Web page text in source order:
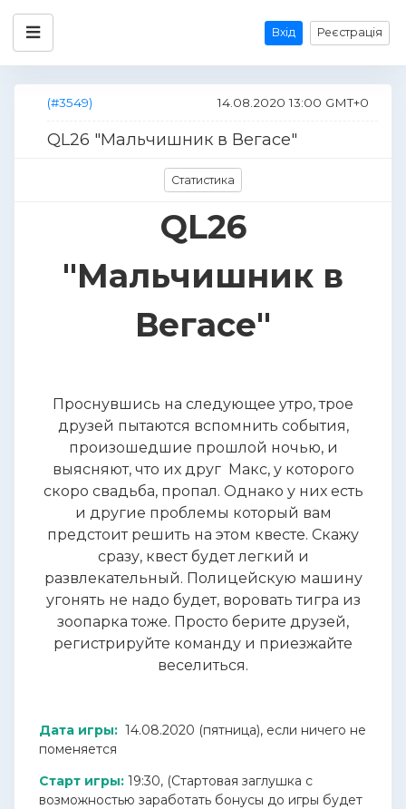
Вхід Реєстрація
(#3549) 14.08.2020 13:00 GMT+0
QL26 "Мальчишник в Вегасе"
Статистика
QL26
"Мальчишник в
Вегасе"
Проснувшись на следующее утро, трое
друзей пытаются вспомнить события,
произошедшие прошлой ночью, и
выясняют, что их друг Макс, у которого
скоро свадьба, пропал. Однако у них есть
и другие проблемы который вам
предстоит решить на этом квесте. Скажу
сразу, квест будет легкий и
развлекательный. Полицейскую машину
угонять не надо будет, воровать тигра из
зоопарка тоже. Просто берите друзей,
регистрируйте команду и приезжайте
веселиться.
Дата игры: 14.08.2020 (пятница), если ничего не
поменяется
Старт игры: 19:30, (Стартовая заглушка с
возможностью заработать бонусы до игры будет